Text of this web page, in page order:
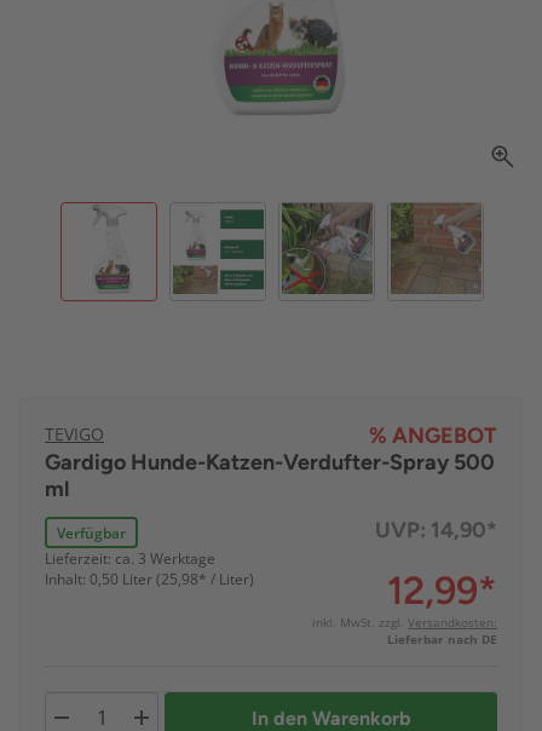
TEVIGO
% ANGEBOT
Gardigo Hunde-Katzen-Verdufter-Spray 500
ml
Verfügbar
Lieferzeit: ca. 3 Werktage
Inhalt: 0,50 Liter (25,98* / Liter)
UVP: 14,90*
12,99*
inkl. MwSt. zzgl. Versandkosten:
Lieferbar nach DE
In den Warenkorb